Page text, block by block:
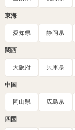
東海
愛知県 静岡県
関西
大阪府 兵庫県
中国
岡山県 広島県
四国